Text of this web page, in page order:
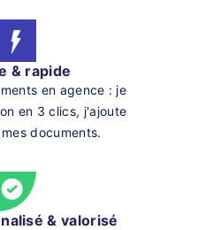
& rapide
en agence : je
en 3 clics, j'ajoute
documents.
& valorisé